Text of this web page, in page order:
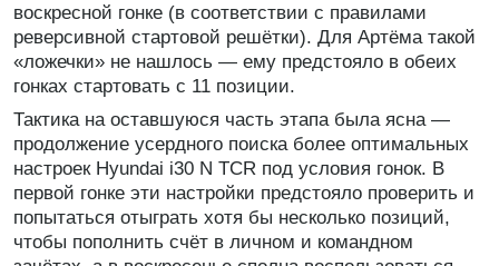
воскресной гонке (в соответствии с правилами
реверсивной стартовой решётки). Для Артёма такой
«ложечки» не нашлось — ему предстояло в обеих
гонках стартовать с 11 позиции.
Тактика на оставшуюся часть этапа была ясна —
продолжение усердного поиска более оптимальных
настроек Hyundai i30 N TCR под условия гонок. В
первой гонке эти настройки предстояло проверить и
попытаться отыграть хотя бы несколько позиций,
чтобы пополнить счёт в личном и командном